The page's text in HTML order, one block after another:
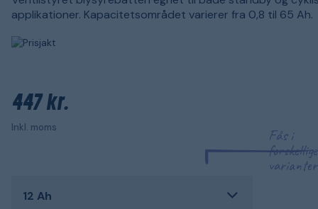
applikationer. Kapacitetsområdet varierer fra 0,8 til 65 Ah.
447 kr.
Inkl. moms
Fås i
forskellige
varianter
12 Ah